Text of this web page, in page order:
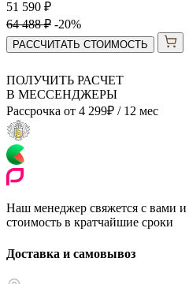
51 590 ₽
64 488₽ -20%
РАССЧИТАТЬ СТОИМОСТЬ
ПОЛУЧИТЬ РАСЧЕТ
В МЕССЕНДЖЕРЫ
Рассрочка от 4 299₽ / 12 мес
Наш менеджер свяжется с вами
стоимость в кратчайшие сроки
Доставка и самовывоз